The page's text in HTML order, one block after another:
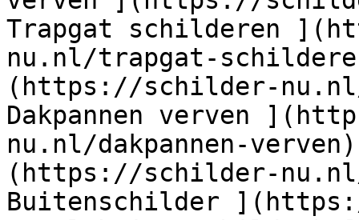
Trapgat schilderen
nu.nl/trapgat-
(https://schilder-
Dakpannen verven
nu.nl/dakpannen-
(https://schilder-
Buitenschilder